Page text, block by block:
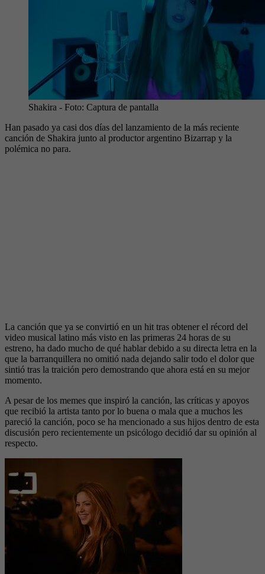
Shakira - Foto: Captura de pantalla
Han pasado ya casi dos días del lanzamiento de la más reciente
canción de Shakira junto al productor argentino Bizarrap y la
polémica no para.
La canción que ya se convirtió en un hit tras obtener el récord del
video musical latino más visto en las primeras 24 horas de su
estreno, ha dado mucho de qué hablar debido a su directa letra en la
que la barranquillera no omitió nada dejando salir todo el dolor que
sintió tras la traición pero demostrando que ahora está en su mejor
momento.
A pesar de los memes que inspiró la canción, las críticas y apoyos
que recibió la artista tanto por lo buena o mala que a muchos les
pareció la canción, poco se ha mencionado a sus hijos dentro de esta
discusión pero recientemente un psicólogo decidió dar su opinión al
respecto.